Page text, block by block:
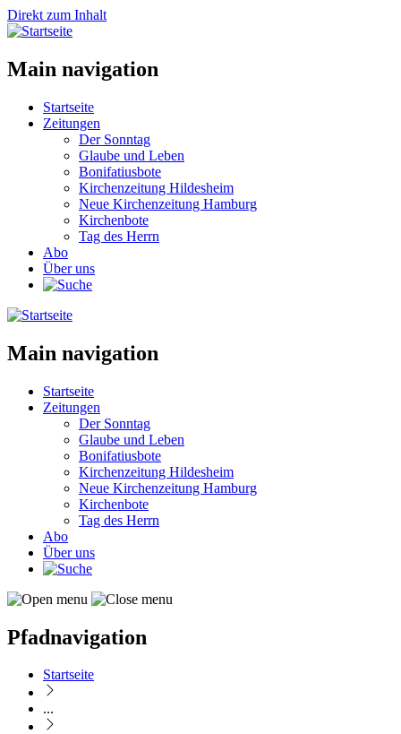
Direkt zum Inhalt
Main navigation
Startseite
Zeitungen
Der Sonntag
Glaube und Leben
Bonifatiusbote
Kirchenzeitung Hildesheim
Neue Kirchenzeitung Hamburg
Kirchenbote
Tag des Herrn
Abo
Über uns
Main navigation
Startseite
Zeitungen
Der Sonntag
Glaube und Leben
Bonifatiusbote
Kirchenzeitung Hildesheim
Neue Kirchenzeitung Hamburg
Kirchenbote
Tag des Herrn
Abo
Über uns
Pfadnavigation
Startseite
...